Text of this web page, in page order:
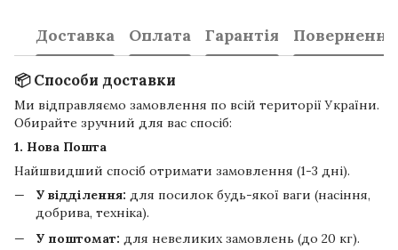
Доставка Оплата Гарантія Повернення
📦 Способи доставки
Ми відправляємо замовлення по всій території України.
Обирайте зручний для вас спосіб:
1. Нова Пошта
Найшвидший спосіб отримати замовлення (1-3 дні).
У відділення: для посилок будь-якої ваги (насіння,
добрива, техніка).
У поштомат: для невеликих замовлень (до 20 кг).